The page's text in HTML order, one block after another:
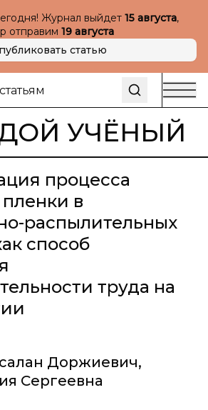
Журнал выйдет 15 августа,
отправим 19 августа
статью
УЧЁНЫЙ
процесса
в
распылительных
способ
труда на
Доржиевич,
Сергеевна